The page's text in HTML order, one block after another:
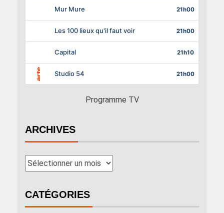
Programme TV
ARCHIVES
CATÉGORIES